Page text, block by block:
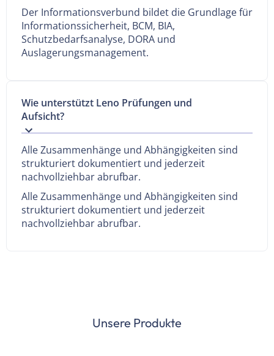
Der Informationsverbund bildet die Grundlage für
Informationssicherheit, BCM, BIA,
Schutzbedarfsanalyse, DORA und
Auslagerungsmanagement.
Wie unterstützt Leno Prüfungen und
Aufsicht?
Alle Zusammenhänge und Abhängigkeiten sind
strukturiert dokumentiert und jederzeit
nachvollziehbar abrufbar.
Alle Zusammenhänge und Abhängigkeiten sind
strukturiert dokumentiert und jederzeit
nachvollziehbar abrufbar.
Unsere Produkte